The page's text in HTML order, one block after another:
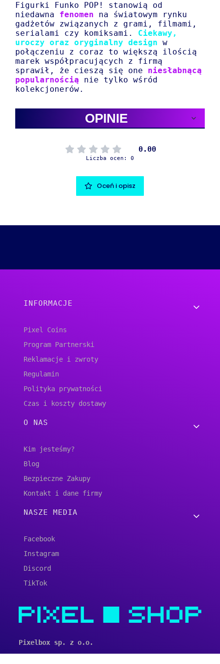
Figurki Funko POP! stanowią od
niedawna fenomen
na światowym rynku
gadżetów związanych z grami, filmami,
serialami czy komiksami. Ciekawy,
uroczy oraz oryginalny design w
połączeniu z coraz to większą ilością
marek współpracujących z firmą
sprawił, że cieszą się one niesłabnącą
popularnością nie tylko wśród
kolekcjonerów.
OPINIE
0.00
Liczba ocen: 0
Oceń i opisz
Linki w stopce
INFORMACJE
Pixel Coins
Program Partnerski
Reklamacje i zwroty
Regulamin
Polityka prywatności
Czas i koszty dostawy
O NAS
Kim jesteśmy?
Blog
Bezpieczne Zakupy
Kontakt i dane firmy
NASZE MEDIA
Facebook
Instagram
Discord
TikTok
Pixelbox sp. z o.o.